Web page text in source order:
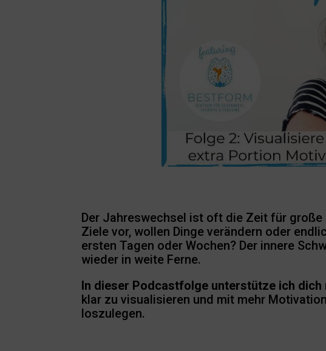
Der Jahreswechsel ist oft die Zeit für große
Ziele vor, wollen Dinge verändern oder
ersten Tagen oder Wochen? Der innere
wieder in weite Ferne.
In dieser Podcastfolge unterstütze ich
klar zu visualisieren und mit mehr
loszulegen.